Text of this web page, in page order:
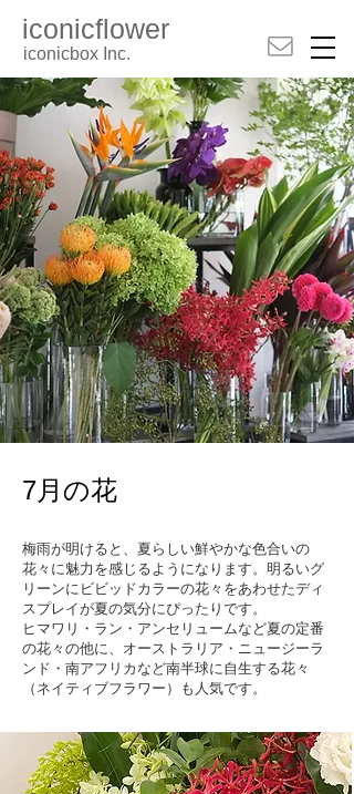
iconicflower
iconicbox Inc.
7月の花
梅雨が明けると、夏らしい鮮やかな色合いの
花々に魅力を感じるようになります。明るいグ
リーンにビビッドカラーの花々をあわせたディ
スプレイが夏の気分にぴったりです。
ヒマワリ・ラン・アンセリュームなど夏の定番
の花々の他に、オーストラリア・ニュージーラ
ンド・南アフリカなど南半球に自生する花々
（ネイティブフラワー）も人気です。